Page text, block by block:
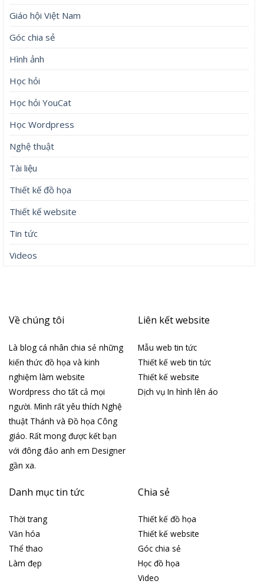
Giáo hội Việt Nam
Góc chia sẻ
Hình ảnh
Học hỏi
Học hỏi YouCat
Học Wordpress
Nghệ thuật
Tài liệu
Thiết kế đồ họa
Thiết kế website
Tin tức
Videos
Về chúng tôi
Là blog cá nhân chia sẻ những
kiến thức đồ họa và kinh
nghiệm làm website
Wordpress cho tất cả mọi
người. Mình rất yêu thích Nghệ
thuật Thánh và Đồ họa Công
giáo. Rất mong được kết bạn
với đông đảo anh em Designer
gần xa.
Liên kết website
Mẫu web tin tức
Thiết kế web tin tức
Thiết kế website
Dịch vụ In hình lên áo
Danh mục tin tức
Thời trang
Văn hóa
Thể thao
Làm đẹp
Chia sẻ
Thiết kế đồ họa
Thiết kế website
Góc chia sẻ
Học đồ họa
Video